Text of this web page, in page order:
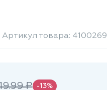
Артикул товара:
₽ -13%